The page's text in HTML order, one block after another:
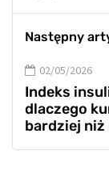
Następny
02/05/2026
Indeks
dlaczego
bardziej niż